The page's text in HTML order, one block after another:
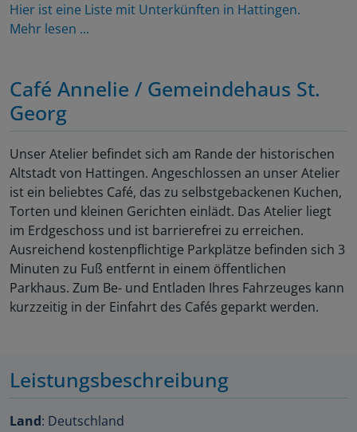
Hier ist eine Liste mit Unterkünften in Hattingen.
Mehr lesen ...
Café Annelie / Gemeindehaus St.
Georg
Unser Atelier befindet sich am Rande der historischen
Altstadt von Hattingen. Angeschlossen an unser Atelier
ist ein beliebtes Café, das zu selbstgebackenen Kuchen,
Torten und kleinen Gerichten einlädt. Das Atelier liegt
im Erdgeschoss und ist barrierefrei zu erreichen.
Ausreichend kostenpflichtige Parkplätze befinden sich 3
Minuten zu Fuß entfernt in einem öffentlichen
Parkhaus. Zum Be- und Entladen Ihres Fahrzeuges kann
kurzzeitig in der Einfahrt des Cafés geparkt werden.
Leistungsbeschreibung
Land: Deutschland